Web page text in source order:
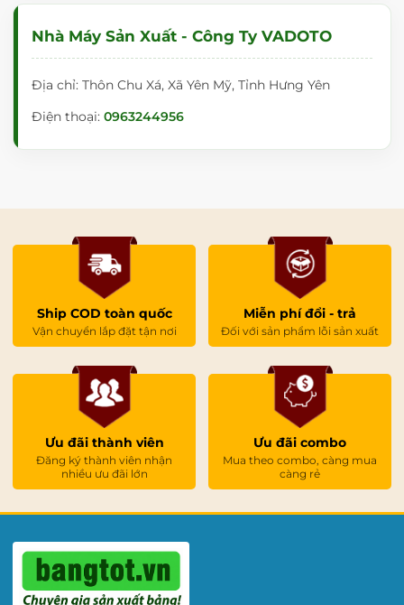
Nhà Máy Sản Xuất - Công Ty VADOTO
Địa chỉ: Thôn Chu Xá, Xã Yên Mỹ, Tỉnh Hưng Yên
Điện thoại: 0963244956
Ship COD toàn quốc
Vận chuyển lắp đặt tận nơi
Miễn phí đổi - trả
Đối với sản phẩm lỗi sản xuất
Ưu đãi thành viên
Đăng ký thành viên nhận
nhiều ưu đãi lớn
Ưu đãi combo
Mua theo combo, càng mua
càng rẻ